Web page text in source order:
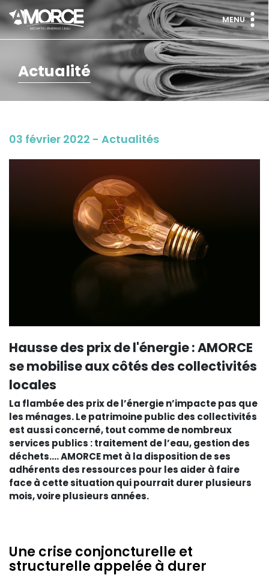
MENU
Actualité
03 février 2022 - Actualités
Hausse des prix de l'énergie : AMORCE
se mobilise aux côtés des collectivités
locales
La flambée des prix de l’énergie n’impacte pas que
les ménages. Le patrimoine public des collectivités
est aussi concerné, tout comme de nombreux
services publics : traitement de l’eau, gestion des
déchets…. AMORCE met à la disposition de ses
adhérents des ressources pour les aider à faire
face à cette situation qui pourrait durer plusieurs
mois, voire plusieurs années.
Une crise conjoncturelle et
structurelle appelée à durer